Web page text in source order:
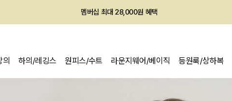
회원전용 아울렛, 가입하면 ~60% 할인!
하의/레깅스 원피스/수트 라운지웨어/베이직 등원룩/상하복